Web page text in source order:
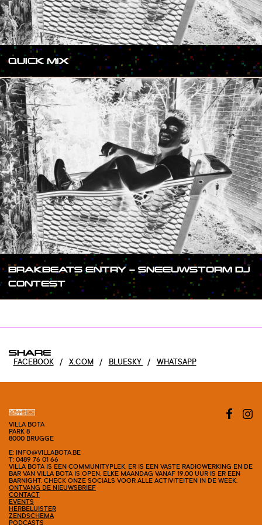
QUICK MIX
BRAKBEATS ENTRY – SNEEUWSTORM DJ
CONTEST
SHARE
FACEBOOK / X.COM / BLUESKY / WHATSAPP
VILLA BOTA
PARK 8
8000 BRUGGE
E: INFO@VILLABOTA.BE
T: 0489 76 01 66
VILLA BOTA IS EEN COMMUNITYPLEK. ER IS EEN VASTE RADIOWERKING EN DE
BAR VAN VILLA BOTA IS OPEN. ELKE MAANDAG VANAF 19.00 UUR IS ER EEN
BARNIGHT. CHECK ONZE SOCIALS VOOR ALLE ACTIVITEITEN IN DE WEEK.
ONTVANG DE NIEUWSBRIEF
CONTACT
EVENTS
HERBELUISTER
ZENDSCHEMA
PODCASTS